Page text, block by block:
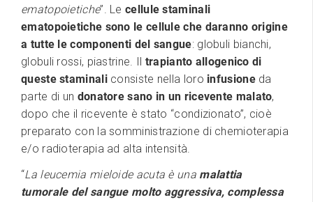
ematopoietiche”. Lecellule staminali
ematopoietiche sono le cellule che daranno origine
a tutte le componenti del sangue: globuli bianchi,
globuli rossi, piastrine. Il trapianto allogenico di
queste staminaliconsiste nella loro infusioneda
parte di un donatore sano in un ricevente malato,
dopo che il ricevente è stato “condizionato”, cioè
preparato con la somministrazione di chemioterapia
e/o radioterapia ad alta intensità.
“La leucemia mieloide acuta è una malattia
tumorale del sangue molto aggressiva, complessa